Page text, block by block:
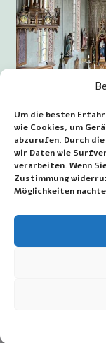
Um die besten
wie Cookies, um
abzurufen. Durch
wir Daten wie
verarbeiten. Wenn
Zustimmung
Möglichkeiten
Innenraum der
Schwabegg
Datum erste
Datum der